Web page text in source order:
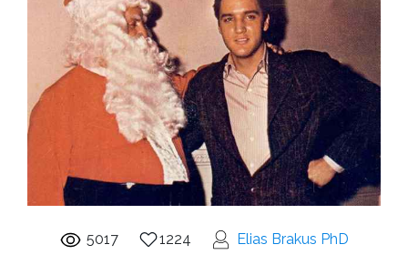
5017 1224 Elias Brakus PhD